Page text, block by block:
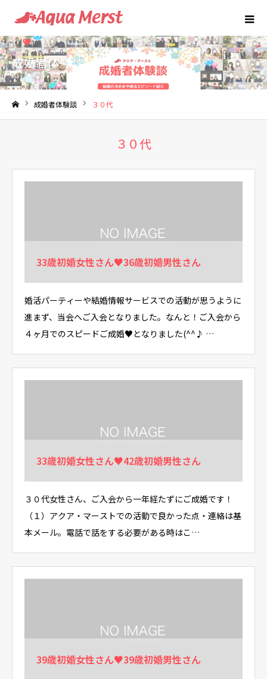
成婚者体験談
成婚者体験談 ３０代
３０代
33歳初婚女性さん♥36歳初婚男性さん
婚活パーティーや結婚情報サービスでの活動が思うように
進まず、当会へご入会となりました。なんと！ご入会から
４ヶ月でのスピードご成婚♥となりました(^^♪ …
33歳初婚女性さん♥42歳初婚男性さん
３０代女性さん、ご入会から一年経たずにご成婚です！
（１）アクア・マーストでの活動で良かった点・連絡は基
本メール。電話で話をする必要がある時はこ…
39歳初婚女性さん♥39歳初婚男性さん